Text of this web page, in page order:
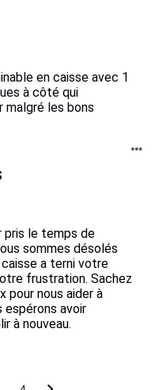
en caisse avec 1
à côté qui
malgré les bons
pris le temps de
sommes désolés
a terni votre
frustration. Sachez
pour nous aider à
espérons avoir
à nouveau.